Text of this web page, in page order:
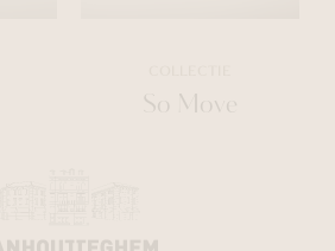
So Move